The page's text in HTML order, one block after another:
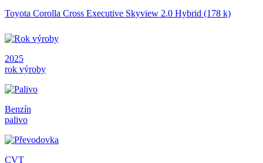
Toyota Corolla Cross Executive Skyview 2.0 Hybrid (178 k)
2025
rok výroby
Benzín
palivo
CVT